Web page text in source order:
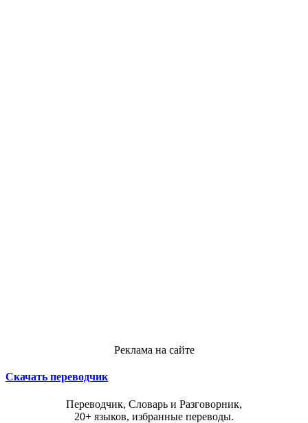
Реклама на сайте
Скачать переводчик
Переводчик, Словарь и Разговорник,
20+ языков, избранные переводы.